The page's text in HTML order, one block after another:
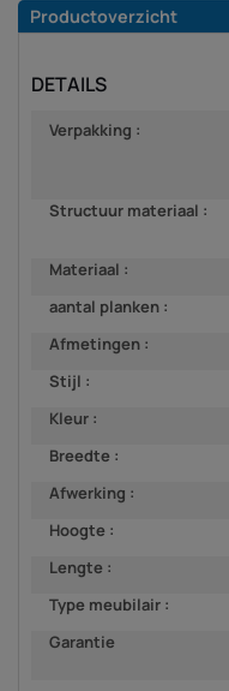
Productoverzicht
DETAILS
Verpakking :
Structuur materiaal :
Materiaal :
aantal planken :
Afmetingen :
Stijl :
Kleur :
Breedte :
Afwerking :
Hoogte :
Lengte :
Type meubilair :
Garantie